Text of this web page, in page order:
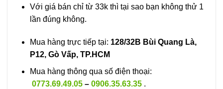
Với giá bán chỉ từ 33k thì tại sao bạn không thử 1
lần đúng không.
Mua hàng trực tiếp tại: 128/32B Bùi Quang Là,
P12, Gò Vấp, TP.HCM
Mua hàng thông qua số điện thoại:
0773.69.49.05– 0906.35.63.35 .